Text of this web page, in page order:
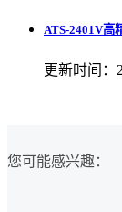
ATS-2401V高
更新时间：
您可能感兴趣：